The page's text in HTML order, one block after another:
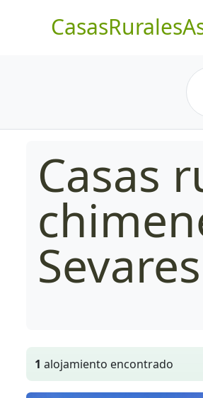
Casas
1 alojamiento encontrado